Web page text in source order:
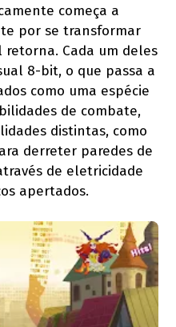
começa a
por se transformar
Cada um deles
8-bit, o que passa a
como uma espécie
de combate,
distintas, como
derreter paredes de
de eletricidade
apertados.